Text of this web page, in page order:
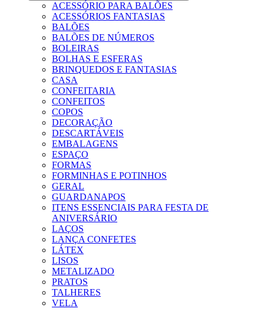
ACESSÓRIO PARA BALÕES
ACESSÓRIOS FANTASIAS
BALÕES
BALÕES DE NÚMEROS
BOLEIRAS
BOLHAS E ESFERAS
BRINQUEDOS E FANTASIAS
CASA
CONFEITARIA
CONFEITOS
COPOS
DECORAÇÃO
DESCARTÁVEIS
EMBALAGENS
ESPAÇO
FORMAS
FORMINHAS E POTINHOS
GERAL
GUARDANAPOS
ITENS ESSENCIAIS PARA FESTA DE
ANIVERSÁRIO
LAÇOS
LANÇA CONFETES
LÁTEX
LISOS
METALIZADO
PRATOS
TALHERES
VELA